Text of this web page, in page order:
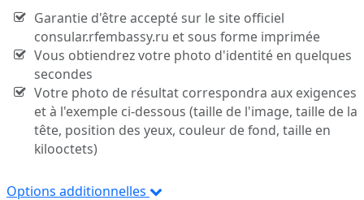
Garantie d'être accepté sur le site officiel
consular.rfembassy.ru et sous forme imprimée
Vous obtiendrez votre photo d'identité en quelques
secondes
Votre photo de résultat correspondra aux exigences
et à l'exemple ci-dessous (taille de l'image, taille de la
tête, position des yeux, couleur de fond, taille en
kilooctets)
Options additionnelles